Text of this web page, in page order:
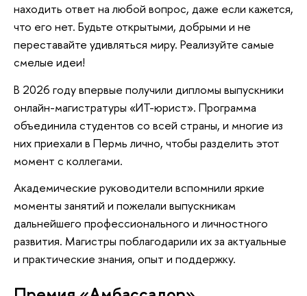
находить ответ на любой вопрос, даже если кажется,
что его нет. Будьте открытыми, добрыми и не
переставайте удивляться миру. Реализуйте самые
смелые идеи!
В 2026 году впервые получили дипломы выпускники
онлайн-магистратуры «ИТ-юрист». Программа
объединила студентов со всей страны, и многие из
них приехали в Пермь лично, чтобы разделить этот
момент с коллегами.
Академические руководители вспомнили яркие
моменты занятий и пожелали выпускникам
дальнейшего профессионального и личностного
развития. Магистры поблагодарили их за актуальные
и практические знания, опыт и поддержку.